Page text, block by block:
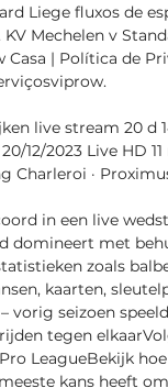
Liege fluxos de
Mechelen v
Casa | Política de
live stream 20 d
12/2023 Live HD
·
in een live
domineert met
zoals
kaarten,
seizoen
tegen
LeagueBekijk
kans heeft